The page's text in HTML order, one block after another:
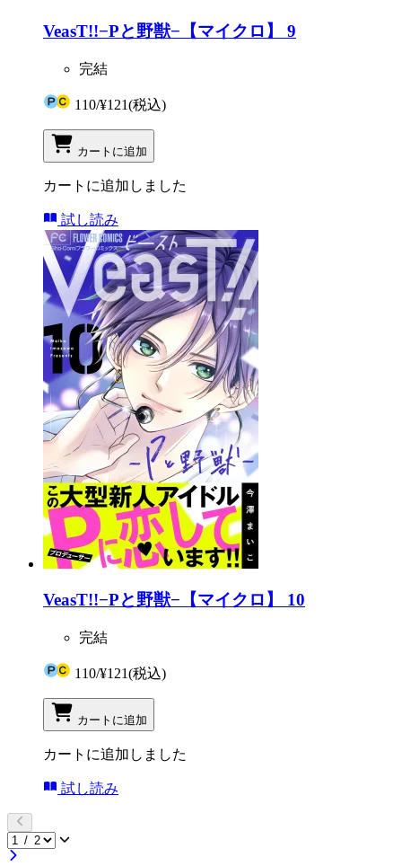
VeasT!!−Pと野獣−【マイクロ】 9
完結
110/¥121(税込)
カートに追加
カートに追加しました
試し読み
VeasT!!−Pと野獣−【マイクロ】 10
完結
110/¥121(税込)
カートに追加
カートに追加しました
試し読み